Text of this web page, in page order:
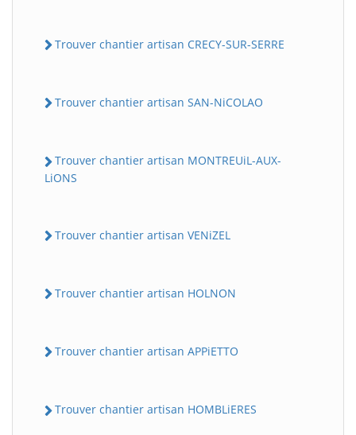
Trouver chantier artisan CRECY-SUR-SERRE
Trouver chantier artisan SAN-NiCOLAO
Trouver chantier artisan MONTREUiL-AUX-
LiONS
Trouver chantier artisan VENiZEL
Trouver chantier artisan HOLNON
Trouver chantier artisan APPiETTO
Trouver chantier artisan HOMBLiERES